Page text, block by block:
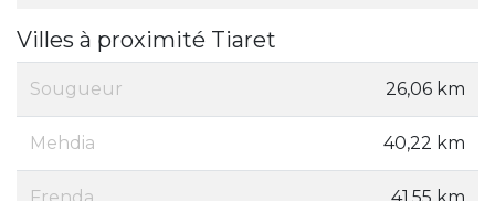
Villes à proximité Tiaret
Sougueur 26,06 km
Mehdia 40,22 km